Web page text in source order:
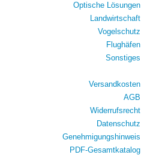
Optische Lösungen
Landwirtschaft
Vogelschutz
Flughäfen
Sonstiges
Versandkosten
AGB
Widerrufsrecht
Datenschutz
Genehmigungshinweis
PDF-Gesamtkatalog